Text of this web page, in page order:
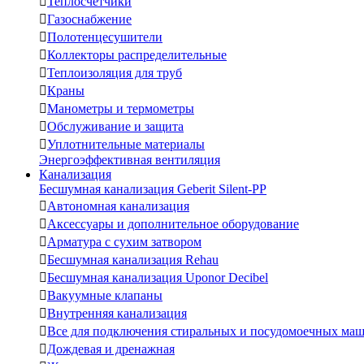
Газоснабжение
Полотенцесушители
Коллекторы распределительные
Теплоизоляция для труб
Краны
Манометры и термометры
Обслуживание и защита
Уплотнительные материалы
Энергоэффективная вентиляция
Канализация
Бесшумная канализация Geberit Silent-PP
Автономная канализация
Аксессуары и дополнительное оборудование
Арматура с сухим затвором
Бесшумная канализация Rehau
Бесшумная канализация Uponor Decibel
Вакуумные клапаны
Внутренняя канализация
Все для подключения стиральных и посудомоечных
Дождевая и дренажная